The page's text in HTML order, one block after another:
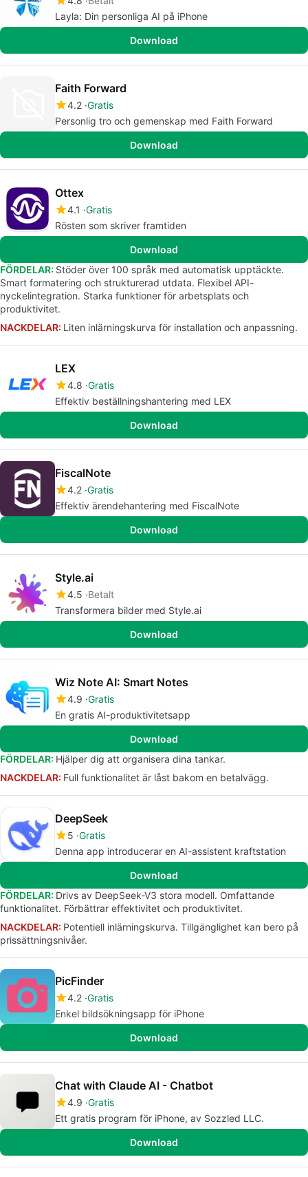
Layla: Din personliga AI på iPhone
Download
Faith Forward
4.2 Gratis
Personlig tro och gemenskap med Faith Forward
Download
Ottex
4.1 Gratis
Rösten som skriver framtiden
Download
FÖRDELAR: Stöder över 100 språk med automatisk upptäckte.
Smart formatering och strukturerad utdata. Flexibel API-
nyckelintegration. Starka funktioner för arbetsplats och
produktivitet.
NACKDELAR: Liten inlärningskurva för installation och anpassning.
LEX
4.8 Gratis
Effektiv beställningshantering med LEX
Download
FiscalNote
4.2 Gratis
Effektiv ärendehantering med FiscalNote
Download
Style.ai
4.5 Betalt
Transformera bilder med Style.ai
Download
Wiz Note AI: Smart Notes
4.9 Gratis
En gratis AI-produktivitetsapp
Download
FÖRDELAR: Hjälper dig att organisera dina tankar.
NACKDELAR: Full funktionalitet är låst bakom en betalvägg.
DeepSeek
5 Gratis
Denna app introducerar en AI-assistent kraftstation
Download
FÖRDELAR: Drivs av DeepSeek-V3 stora modell. Omfattande
funktionalitet. Förbättrar effektivitet och produktivitet.
NACKDELAR: Potentiell inlärningskurva. Tillgänglighet kan bero på
prissättningsnivåer.
PicFinder
4.2 Gratis
Enkel bildsökningsapp för iPhone
Download
Chat with Claude AI - Chatbot
4.9 Gratis
Ett gratis program för iPhone, av Sozzled LLC.
Download